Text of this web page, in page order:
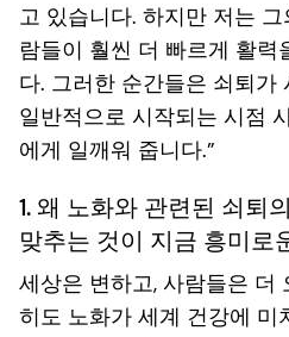
고 있습니다. 하지만 저는
람들이 훨씬 더 빠르게 활력
다. 그러한 순간들은 쇠퇴가
일반적으로 시작되는 시점
에게 일깨워 줍니다.”
1. 왜 노화와 관련된 쇠퇴
맞추는 것이 지금 흥미로
세상은 변하고, 사람들은 더
히도 노화가 세계 건강에 미